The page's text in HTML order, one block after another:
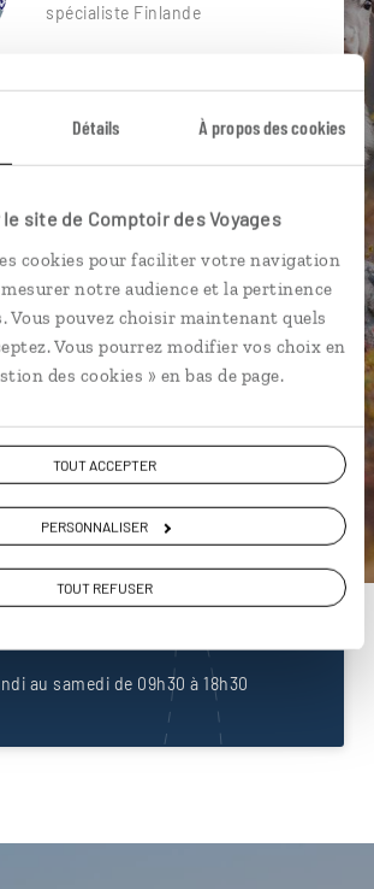
Détails À propos des cookies
site de Comptoir des Voyages
cookies pour faciliter votre navigation
notre audience et la pertinence
Vous pouvez choisir maintenant quels
Vous pourrez modifier vos choix en
des cookies » en bas de page.
TOUT ACCEPTER
PERSONNALISER
TOUT REFUSER
spécialiste Finlande
face à face ou depuis nos studios
en agence, mais aussi par email ou
le même interlocuteur avant,
après votre voyage.
DEMANDER UN DEVIS
ou
voyage avec un spécialiste Finlande
85 08 22 93
au samedi de 09h30 à 18h30